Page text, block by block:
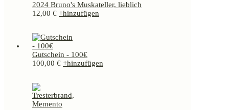
2024 Bruno's Muskateller, lieblich
12,00 € +hinzufügen
Gutschein - 100€
100,00 € +hinzufügen